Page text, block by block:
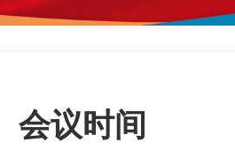
会议时间